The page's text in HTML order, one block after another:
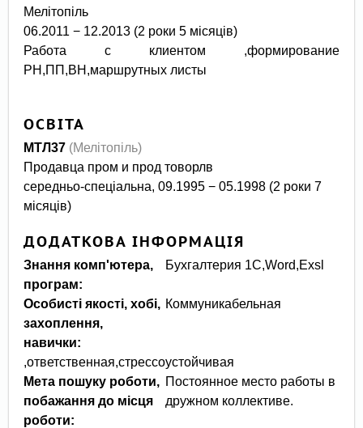
Мелітопіль
06.2011 − 12.2013 (2 роки 5 місяців)
Работа с клиентом ,формирование
РН,ПП,ВН,маршрутных листы
ОСВІТА
МТЛ37(Мелітопіль)
Продавца пром и прод товорлв
середньо-спеціальна, 09.1995 − 05.1998 (2 роки 7
місяців)
ДОДАТКОВА ІНФОРМАЦІЯ
Знання комп'ютера,
програм:
Бухгалтерия 1С,Word,Exsl
Особисті якості, хобі,
захоплення,
навички:
Коммуникабельная
,ответственная,стрессоустойчивая
Мета пошуку роботи,
побажання до місця
роботи:
Постоянное место работы в
дружном коллективе.